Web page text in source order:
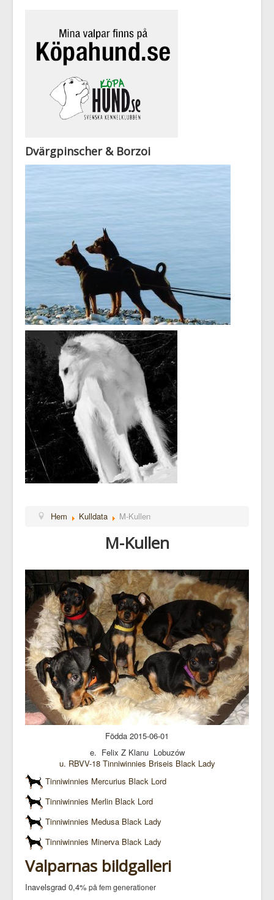
Dvärgpinscher & Borzoi
Hem Kulldata M-Kullen
M-Kullen
Födda 2015-06-01
e. Felix Z Klanu Lobuzów
u. RBVV-18 Tinniwinnies Briseis Black Lady
Tinniwinnies Mercurius Black Lord
Tinniwinnies Merlin Black Lord
Tinniwinnies Medusa Black Lady
Tinniwinnies Minerva Black Lady
Valparnas bildgalleri
Inavelsgrad 0,4% på fem generationer